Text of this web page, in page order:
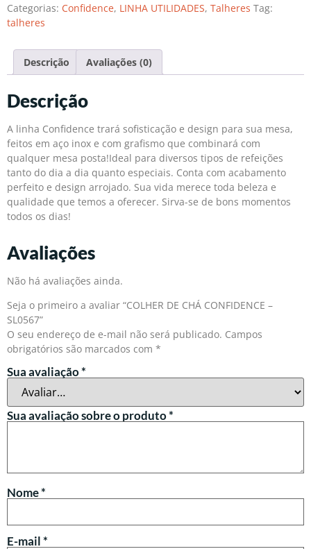
Categorias: Confidence, LINHA UTILIDADES, Talheres Tag:
talheres
Descrição Avaliações (0)
Descrição
A linha Confidence trará sofisticação e design para sua mesa,
feitos em aço inox e com grafismo que combinará com
qualquer mesa posta!Ideal para diversos tipos de refeições
tanto do dia a dia quanto especiais. Conta com acabamento
perfeito e design arrojado. Sua vida merece toda beleza e
qualidade que temos a oferecer. Sirva-se de bons momentos
todos os dias!
Avaliações
Não há avaliações ainda.
Seja o primeiro a avaliar “COLHER DE CHÁ CONFIDENCE –
SL0567”
O seu endereço de e-mail não será publicado. Campos
obrigatórios são marcados com *
Sua avaliação*
Sua avaliação sobre o produto*
Nome*
E-mail*